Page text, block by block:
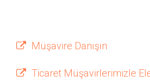
Müşavire Danışın
Ticaret Müşavirlerimizle